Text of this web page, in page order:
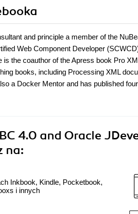
and principle a member of the
Web Component Developer
is the coauthor of the Apress book Pro
books, including Processing XML
a Docker Mentor and has published
4.0 and Oracle
na:
Inkbook, Kindle, Pocketbook,
i innych